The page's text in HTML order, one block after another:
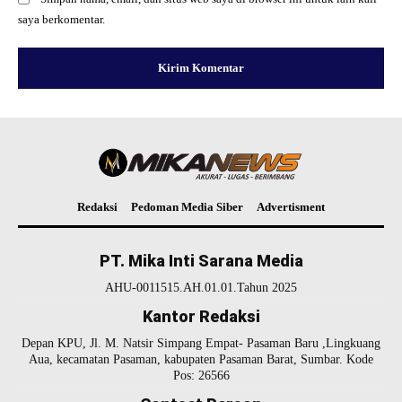
saya berkomentar.
Redaksi Pedoman Media Siber Advertisment
PT. Mika Inti Sarana Media
AHU-0011515.AH.01.01.Tahun 2025
Kantor Redaksi
Depan KPU, Jl. M. Natsir Simpang Empat- Pasaman Baru ,Lingkuang
Aua, kecamatan Pasaman, kabupaten Pasaman Barat, Sumbar. Kode
Pos: 26566